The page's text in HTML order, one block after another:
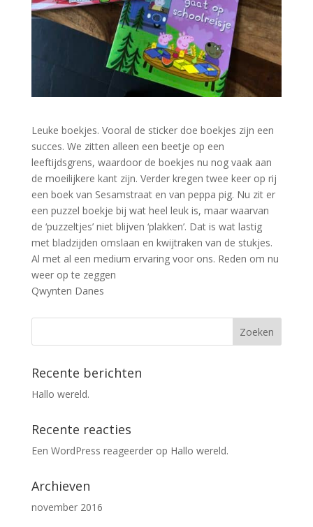
Leuke boekjes. Vooral de sticker doe boekjes zijn een
succes. We zitten alleen een beetje op een
leeftijdsgrens, waardoor de boekjes nu nog vaak aan
de moeilijkere kant zijn. Verder kregen twee keer op rij
een boek van Sesamstraat en van peppa pig. Nu zit er
een puzzel boekje bij wat heel leuk is, maar waarvan
de ‘puzzeltjes’ niet blijven ‘plakken’. Dat is wat lastig
met bladzijden omslaan en kwijtraken van de stukjes.
Al met al een medium ervaring voor ons. Reden om nu
weer op te zeggen
Qwynten Danes
Recente berichten
Hallo wereld.
Recente reacties
Een WordPress reageerderop Hallo wereld.
Archieven
november 2016